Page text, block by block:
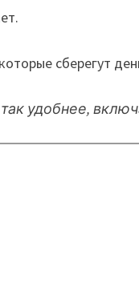
удобнее,